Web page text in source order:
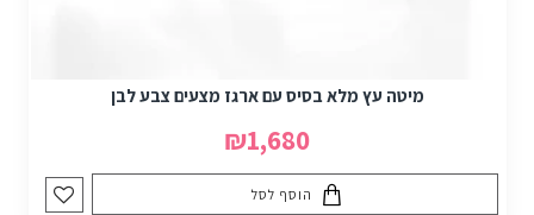
מיטה עץ מלא בסיס עם ארגז מצעים צבע לבן
₪1,680
הוסף לסל